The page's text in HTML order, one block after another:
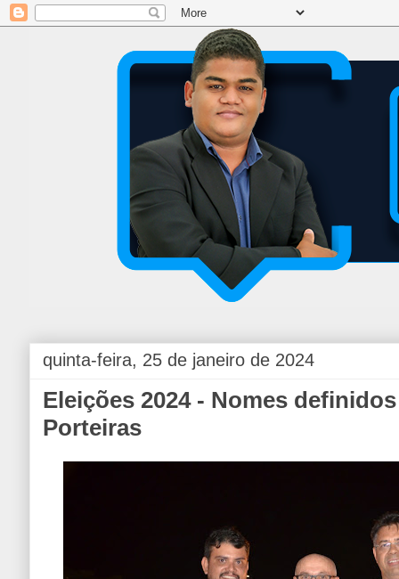
quinta-feira, 25 de janeiro de 2024
Eleições 2024 - Nomes
Porteiras